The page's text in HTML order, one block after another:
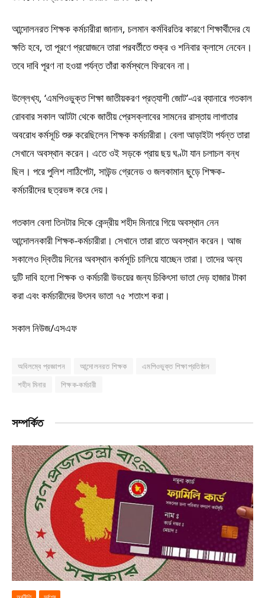
আন্দোলনরত শিক্ষক কর্মচারীরা জানান, চলমান কর্মবিরতির কারণে শিক্ষার্থীদের যে
ক্ষতি হবে, তা পূরণে প্রয়োজনে তারা পরবর্তীতে শুক্র ও শনিবার ক্লাসে নেবেন।
তবে দাবি পূরণ না হওয়া পর্যন্ত তাঁরা কর্মস্থলে ফিরবেন না।
উল্লেখ্য, ‘এমপিওভুক্ত শিক্ষা জাতীয়করণ প্রত্যাশী জোট’-এর ব্যানারে গতকাল
রোববার সকাল আটটা থেকে জাতীয় প্রেসক্লাবের সামনের রাস্তায় লাগাতার
অবরোধ কর্মসূচি শুরু করেছিলেন শিক্ষক কর্মচারীরা। বেলা আড়াইটা পর্যন্ত তারা
সেখানে অবস্থান করেন। এতে ওই সড়কে প্রায় ছয় ঘণ্টা যান চলাচল বন্ধ
ছিল। পরে পুলিশ লাঠিপেটা, সাউন্ড গ্রেনেড ও জলকামান ছুড়ে শিক্ষক-
কর্মচারীদের ছত্রভঙ্গ করে দেয়।
গতকাল বেলা তিনটার দিকে কেন্দ্রীয় শহীদ মিনারে গিয়ে অবস্থান নেন
আন্দোলনকারী শিক্ষক-কর্মচারীরা। সেখানে তারা রাতে অবস্থান করেন। আজ
সকালেও দ্বিতীয় দিনের অবস্থান কর্মসূচি চালিয়ে যাচ্ছেন তারা। তাদের অন্য
দুটি দাবি হলো শিক্ষক ও কর্মচারী উভয়ের জন্য চিকিৎসা ভাতা দেড় হাজার টাকা
করা এবং কর্মচারীদের উৎসব ভাতা ৭৫ শতাংশ করা।
সকাল নিউজ/এসএফ
অবিলম্বে প্রজ্ঞাপন আন্দোলনরত শিক্ষক
এমপিওভুক্ত শিক্ষাপ্রতিষ্ঠান
শহীদ মিনার
শিক্ষক-কর্মচারী
সম্পর্কিত